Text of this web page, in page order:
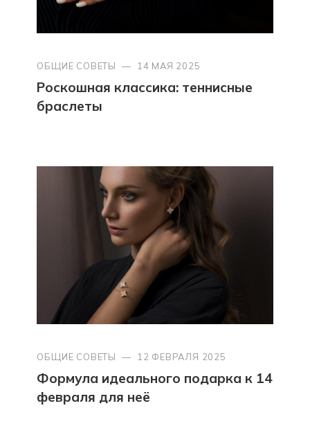
ОБЩИЕ СОВЕТЫ — 14 МАЯ 2025
Роскошная классика: теннисные
браслеты
ОБЩИЕ СОВЕТЫ — 12 ФЕВРАЛЯ 2025
Формула идеального подарка к 14
февраля для неё